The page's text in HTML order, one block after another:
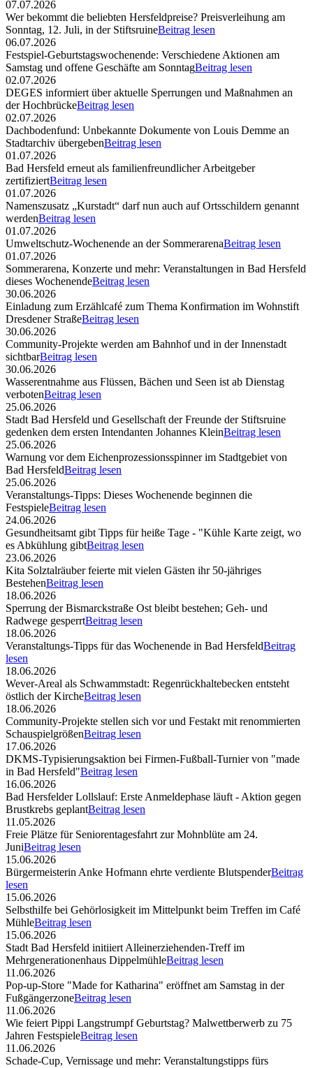
07.07.2026
Wer bekommt die beliebten Hersfeldpreise? Preisverleihung am
Sonntag, 12. Juli, in der StiftsruineBeitrag lesen
06.07.2026
Festspiel-Geburtstagswochenende: Verschiedene Aktionen am
Samstag und offene Geschäfte am SonntagBeitrag lesen
02.07.2026
DEGES informiert über aktuelle Sperrungen und Maßnahmen an
der HochbrückeBeitrag lesen
02.07.2026
Dachbodenfund: Unbekannte Dokumente von Louis Demme an
Stadtarchiv übergebenBeitrag lesen
01.07.2026
Bad Hersfeld erneut als familienfreundlicher Arbeitgeber
zertifiziertBeitrag lesen
01.07.2026
Namenszusatz „Kurstadt“ darf nun auch auf Ortsschildern genannt
werdenBeitrag lesen
01.07.2026
Umweltschutz-Wochenende an der SommerarenaBeitrag lesen
01.07.2026
Sommerarena, Konzerte und mehr: Veranstaltungen in Bad Hersfeld
dieses WochenendeBeitrag lesen
30.06.2026
Einladung zum Erzählcafé zum Thema Konfirmation im Wohnstift
Dresdener StraßeBeitrag lesen
30.06.2026
Community-Projekte werden am Bahnhof und in der Innenstadt
sichtbarBeitrag lesen
30.06.2026
Wasserentnahme aus Flüssen, Bächen und Seen ist ab Dienstag
verbotenBeitrag lesen
25.06.2026
Stadt Bad Hersfeld und Gesellschaft der Freunde der Stiftsruine
gedenken dem ersten Intendanten Johannes KleinBeitrag lesen
25.06.2026
Warnung vor dem Eichenprozessionsspinner im Stadtgebiet von
Bad HersfeldBeitrag lesen
25.06.2026
Veranstaltungs-Tipps: Dieses Wochenende beginnen die
FestspieleBeitrag lesen
24.06.2026
Gesundheitsamt gibt Tipps für heiße Tage - "Kühle Karte zeigt, wo
es Abkühlung gibtBeitrag lesen
23.06.2026
Kita Solztalräuber feierte mit vielen Gästen ihr 50-jähriges
BestehenBeitrag lesen
18.06.2026
Sperrung der Bismarckstraße Ost bleibt bestehen; Geh- und
Radwege gesperrtBeitrag lesen
18.06.2026
Veranstaltungs-Tipps für das Wochenende in Bad HersfeldBeitrag
lesen
18.06.2026
Wever-Areal als Schwammstadt: Regenrückhaltebecken entsteht
östlich der KircheBeitrag lesen
18.06.2026
Community-Projekte stellen sich vor und Festakt mit renommierten
SchauspielgrößenBeitrag lesen
17.06.2026
DKMS-Typisierungsaktion bei Firmen-Fußball-Turnier von "made
in Bad Hersfeld"Beitrag lesen
16.06.2026
Bad Hersfelder Lollslauf: Erste Anmeldephase läuft - Aktion gegen
Brustkrebs geplantBeitrag lesen
11.05.2026
Freie Plätze für Seniorentagesfahrt zur Mohnblüte am 24.
JuniBeitrag lesen
15.06.2026
Bürgermeisterin Anke Hofmann ehrte verdiente BlutspenderBeitrag
lesen
15.06.2026
Selbsthilfe bei Gehörlosigkeit im Mittelpunkt beim Treffen im Café
MühleBeitrag lesen
15.06.2026
Stadt Bad Hersfeld initiiert Alleinerziehenden-Treff im
Mehrgenerationenhaus DippelmühleBeitrag lesen
11.06.2026
Pop-up-Store "Made for Katharina" eröffnet am Samstag in der
FußgängerzoneBeitrag lesen
11.06.2026
Wie feiert Pippi Langstrumpf Geburtstag? Malwettberwerb zu 75
Jahren FestspieleBeitrag lesen
11.06.2026
Schade-Cup, Vernissage und mehr: Veranstaltungstipps fürs